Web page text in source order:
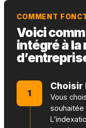
COMMENT
Voici
intégré à
1
Choisir
Vous
souhaitée